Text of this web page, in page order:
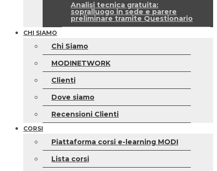
Analisi tecnica gratuita:
sopralluogo in sede e parere
preliminare tramite Questionario
CHI SIAMO
Chi Siamo
MODINETWORK
Clienti
Dove siamo
Recensioni Clienti
CORSI
Piattaforma corsi e-learning MODI
Lista corsi